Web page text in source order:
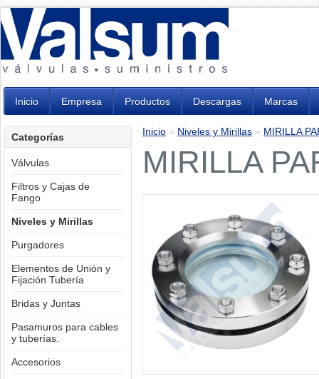
Inicio Empresa Productos Descargas Marcas
Categorías
Válvulas
Filtros y Cajas de
Fango
Niveles y Mirillas
Purgadores
Elementos de Unión y
Fijación Tubería
Bridas y Juntas
Pasamuros para cables
y tuberías.
Accesorios
Inicio » Niveles y Mirillas » MIRILLA
MIRILLA